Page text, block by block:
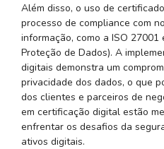
Além disso, o uso de
processo de compliance com
informação, como a ISO 27001
Proteção de Dados). A
digitais demonstra um
privacidade dos dados, o que
dos clientes e parceiros de
em certificação digital estão
enfrentar os desafios da
ativos digitais.